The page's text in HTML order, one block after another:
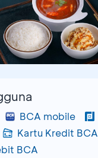
BCA mobile
Kartu Kredit BCA
BCA